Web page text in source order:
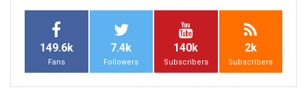
149.6k
Fans
7.4k
Followers
140k
Subscribers
2k
Subscribers